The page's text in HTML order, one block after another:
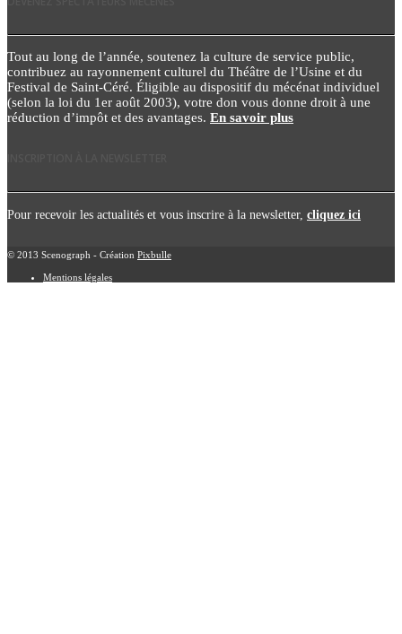
Tout au long de l’année, soutenez la culture de service public,
contribuez au rayonnement culturel du Théâtre de l’Usine et du
Festival de Saint-Céré. Éligible au dispositif du mécénat individuel
(selon la loi du 1er août 2003), votre don vous donne droit à une
réduction d’impôt et des avantages. En savoir plus
Pour recevoir les actualités et vous inscrire à la newsletter, cliquez ici
© 2013 Scenograph - Création Pixbulle
Mentions légales